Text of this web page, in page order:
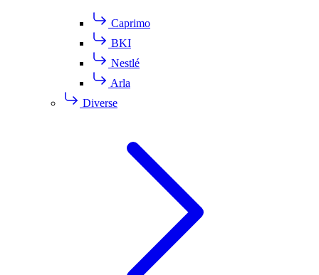
Caprimo
BKI
Nestlé
Arla
Diverse